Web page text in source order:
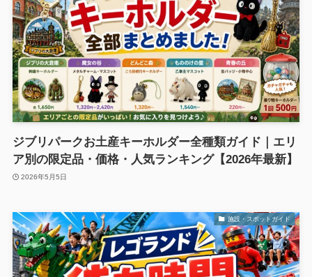
ジブリパークお土産キーホルダー全種類ガイド｜エリ
ア別の限定品・価格・人気ランキング【2026年最新】
2026年5月5日
施設・スポットガイド